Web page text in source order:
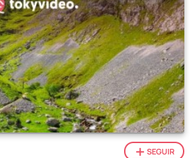
SEGUIR